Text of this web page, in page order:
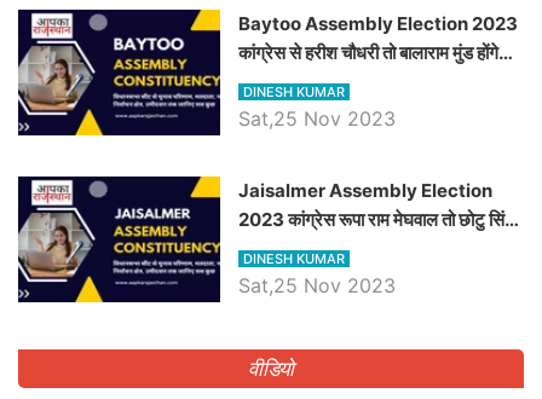
Baytoo Assembly Election 2023
कांग्रेस से हरीश चौधरी तो बालाराम मुंड होंगे
भाजपा उम्मीदवार, जानिये बायतू विधानसभा
सीट के ताजा समीकरण
DINESH KUMAR
Sat,25 Nov 2023
​​​​​​​Jaisalmer Assembly Election
2023 कांग्रेस रूपा राम मेघवाल तो छोटु सिंह
भाटी होंगे भाजपा उम्मीदवार, जानिये जैसलमेर
विधानसभा सीट के ताजा समीकरण
DINESH KUMAR
Sat,25 Nov 2023
वीडियो